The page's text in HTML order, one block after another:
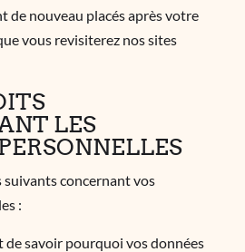
de nouveau placés après votre
vous revisiterez nos sites
LES
suivants concernant vos
:
de savoir pourquoi vos données